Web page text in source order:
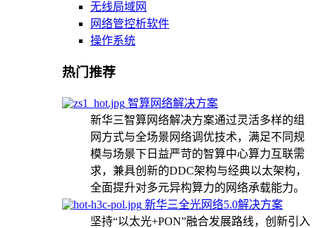
无线局域网
网络管控析软件
操作系统
热门推荐
智算网络解决方案
新华三智算网络解决方案通过灵活多样的组
网方式与全场景网络调优技术，满足不同规
模与场景下日益严苛的智算中心算力互联需
求，兼具创新的DDC架构与经典以太架构，
全面提升对多元异构算力的网络承载能力。
新华三全光网络5.0解决方案
坚持“以太光+PON”融合发展路线，创新引入